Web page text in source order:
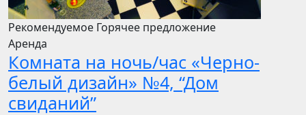
Рекомендуемое Горячее предложение
Аренда
Комната на ночь/час «Черно-
белый дизайн» №4, “Дом
свиданий”